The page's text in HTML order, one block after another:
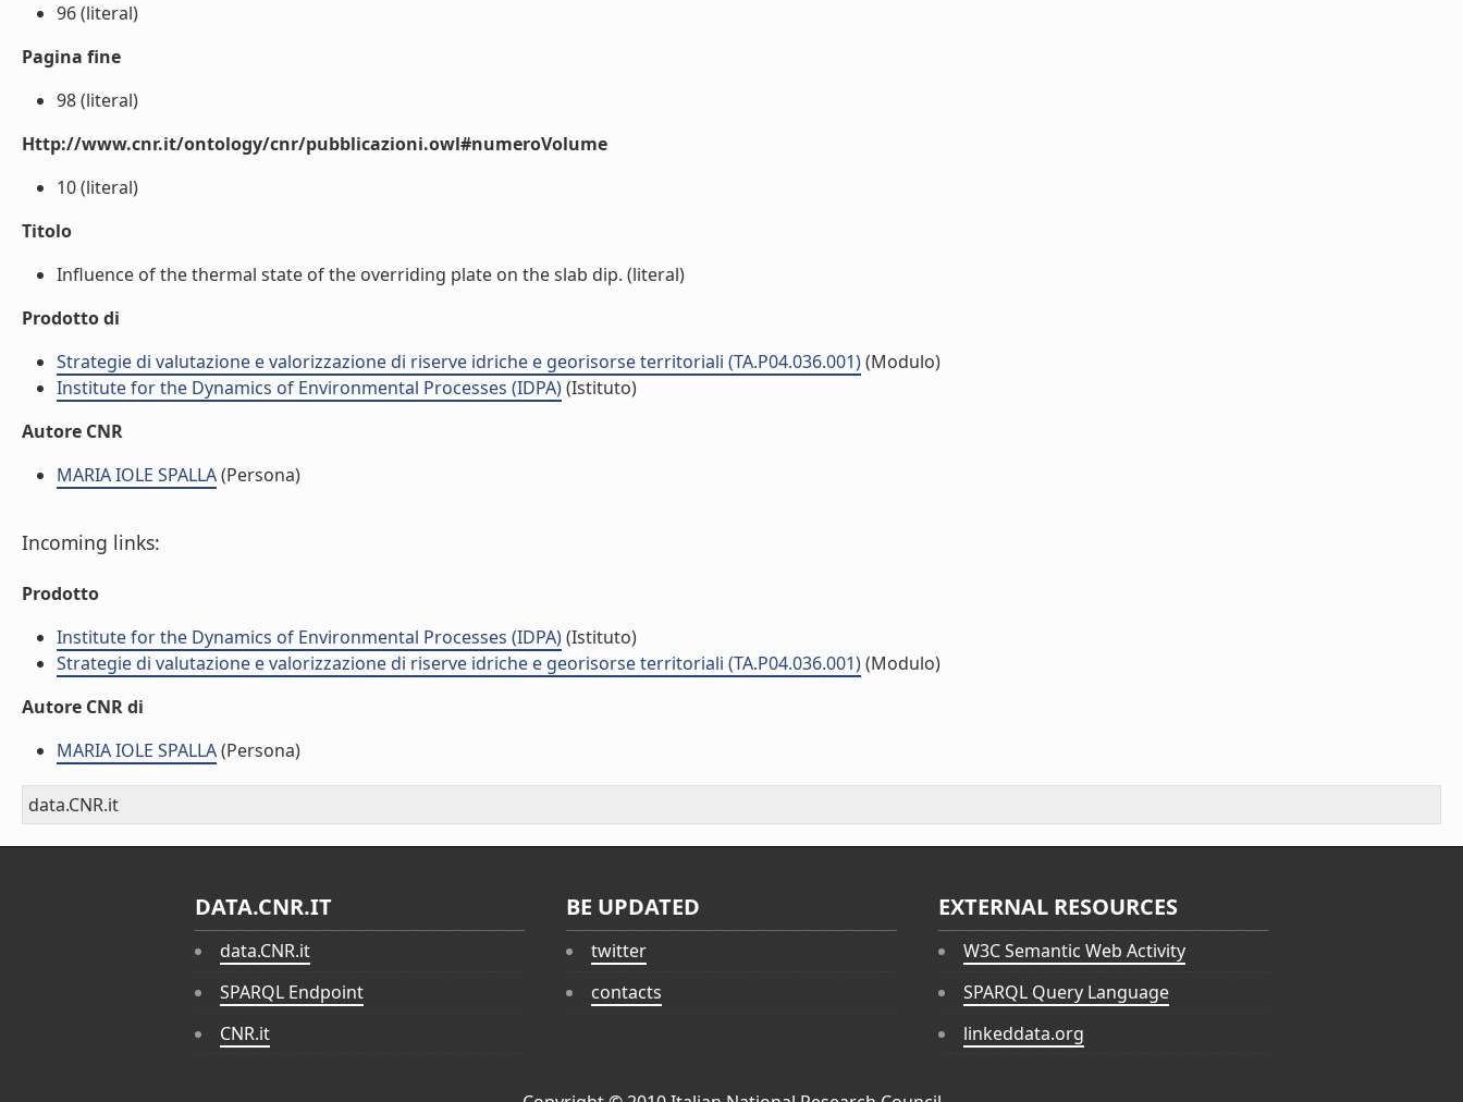
96 (literal)
Pagina fine
98 (literal)
Http://www.cnr.it/ontology/cnr/pubblicazioni.owl#numeroVolume
10 (literal)
Titolo
Influence of the thermal state of the overriding plate on the slab dip. (literal)
Prodotto di
Strategie di valutazione e valorizzazione di riserve idriche e georisorse territoriali (TA.P04.036.001)(Modulo)
Institute for the Dynamics of Environmental Processes (IDPA)(Istituto)
Autore CNR
MARIA IOLE SPALLA(Persona)
Incoming links:
Prodotto
Institute for the Dynamics of Environmental Processes (IDPA)(Istituto)
Strategie di valutazione e valorizzazione di riserve idriche e georisorse territoriali (TA.P04.036.001)(Modulo)
Autore CNR di
MARIA IOLE SPALLA(Persona)
data.CNR.it
DATA.CNR.IT
data.CNR.it
SPARQL Endpoint
CNR.it
BE UPDATED
twitter
contacts
EXTERNAL RESOURCES
W3C Semantic Web Activity
SPARQL Query Language
linkeddata.org